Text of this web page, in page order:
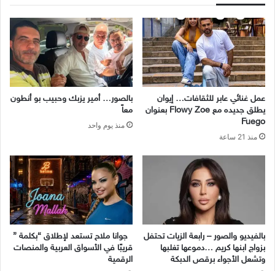
عمل غنائي عابر للثقافات… إيوان
يطلق جديده مع Flowy Zoe بعنوان
Fuego
منذ 21 ساعة
بالصور… أمير يزبك وحبيب بو أنطون
معاً
منذ يوم واحد
بالفيديو والصور – رابعة الزيات تحتفل
بزواج ابنها كريم …دموعها تغلبها
وتشعل الأجواء برقص الدبكة
جوانا ملاح تستعد لإطلاق “بكلمة ”
قريبًا في الأسواق العربية والمنصات
الرقمية